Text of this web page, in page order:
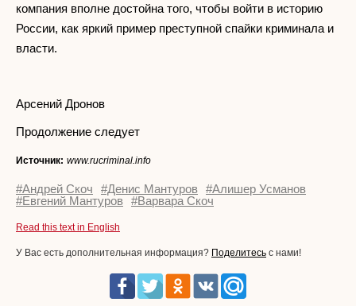
компания вполне достойна того, чтобы войти в историю
России, как яркий пример преступной спайки криминала и
власти.
Арсений Дронов
Продолжение следует
Источник: www.rucriminal.info
#Андрей Скоч #Денис Мантуров #Алишер Усманов
#Евгений Мантуров #Варвара Скоч
Read this text in English
У Вас есть дополнительная информация? Поделитесь с нами!